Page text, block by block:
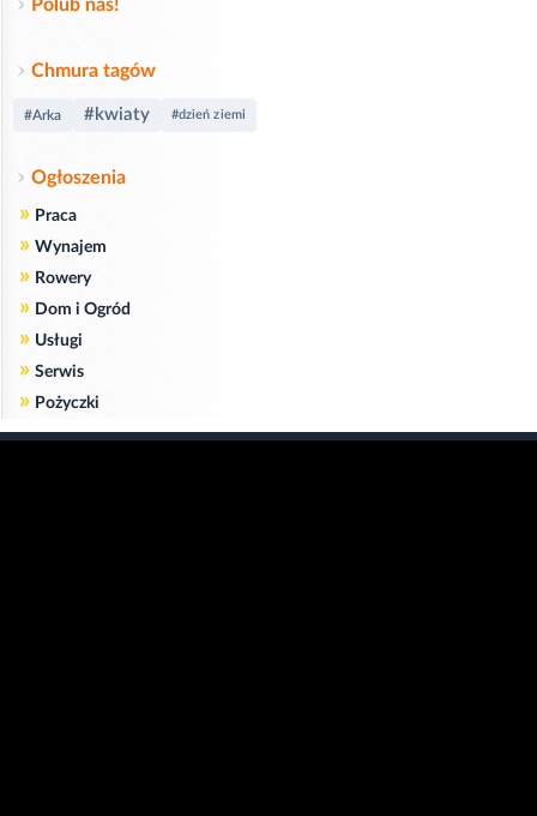
Polub nas!
Chmura tagów
#Arka #kwiaty #dzień ziemi
Ogłoszenia
» Praca
» Wynajem
» Rowery
» Dom i Ogród
» Usługi
» Serwis
» Pożyczki